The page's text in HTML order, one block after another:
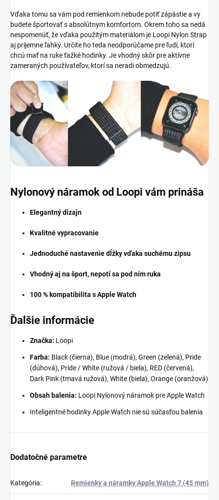
Vďaka tomu sa vám pod remienkom nebude potiť zápästie a vy
budete športovať s absolútnym komfortom. Okrem toho sa nedá
nespomenúť, že vďaka použitým materiálom je Loopi Nylon Strap
aj príjemne ľahký. Určite ho teda neodporúčame pre ľudí, ktorí
chcú mať na ruke ťažké hodinky. Je vhodný skôr pre aktívne
zameraných používateľov, ktorí sa neradi obmedzujú.
Nylonový náramok od Loopi vám prináša
Elegantný dizajn
Kvalitné vypracovanie
Jednoduché nastavenie dĺžky vďaka suchému zipsu
Vhodný aj na šport, nepotí sa pod ním ruka
100 % kompatibilita s Apple Watch
Ďalšie informácie
Značka: Loopi
Farba: Black (čierna), Blue (modrá), Green (zelená), Pride
(dúhová), Pride / White (ružová / biela), RED (červená),
Dark Pink (tmavá ružová), White (biela), Orange (oranžová)
Obsah balenia: Loopi Nylonový náramok pre Apple Watch
Inteligentné hodinky Apple Watch nie sú súčasťou balenia
Dodatočné parametre
Kategória: Remienky a náramky Apple Watch 7 (45 mm)